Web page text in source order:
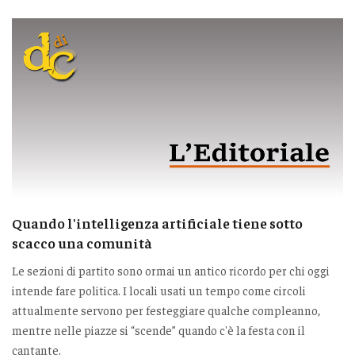
Quando l'intelligenza artificiale tiene sotto
scacco una comunità
Le sezioni di partito sono ormai un antico ricordo per chi oggi
intende fare politica. I locali usati un tempo come circoli
attualmente servono per festeggiare qualche compleanno,
mentre nelle piazze si “scende” quando c'è la festa con il
cantante.